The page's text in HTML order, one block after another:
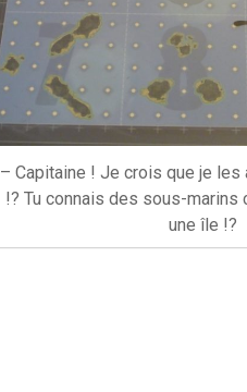
– Capitaine ! Je crois que je les
!? Tu connais des sous-marins
une île !?